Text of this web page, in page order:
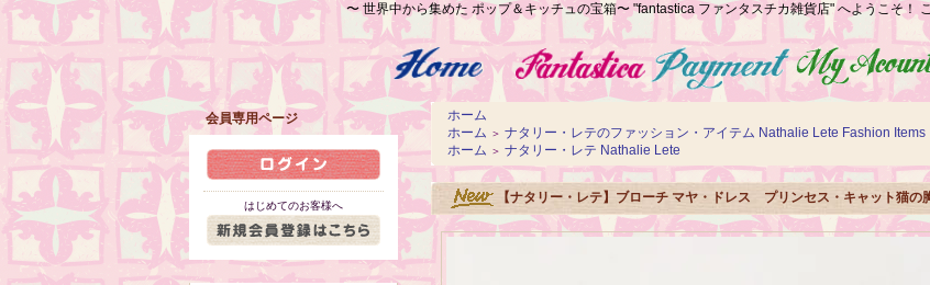
〜 世界中から集めた ポップ＆キッチュの宝箱〜 "fantastica ファンタスチカ雑貨店" へようこそ！
会員専用ページ
はじめてのお客様へ
ホーム
ホーム ＞ ナタリー・レテのファッション・アイテム Nathalie Lete Fashion Items
ホーム ＞ ナタリー・レテ Nathalie Lete
【ナタリー・レテ】ブローチ マヤ・ドレス プリンセス・キャット猫の